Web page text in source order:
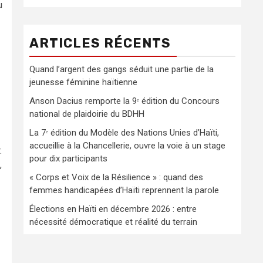
ARTICLES RÉCENTS
Quand l’argent des gangs séduit une partie de la
jeunesse féminine haïtienne
Anson Dacius remporte la 9ᵉ édition du Concours
national de plaidoirie du BDHH
La 7ᵉ édition du Modèle des Nations Unies d’Haïti,
accueillie à la Chancellerie, ouvre la voie à un stage
pour dix participants
« Corps et Voix de la Résilience » : quand des
femmes handicapées d’Haïti reprennent la parole
Élections en Haïti en décembre 2026 : entre
nécessité démocratique et réalité du terrain